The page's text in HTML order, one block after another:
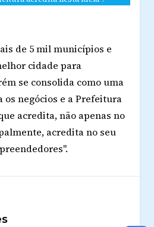
de 5 mil municípios e
cidade para
se consolida como uma
negócios e a Prefeitura
acredita, não apenas no
acredita no seu